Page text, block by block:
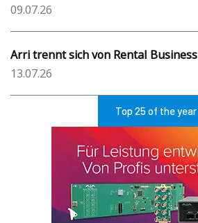
09.07.26
Arri trennt sich von Rental Business
13.07.26
Top 25 of the year